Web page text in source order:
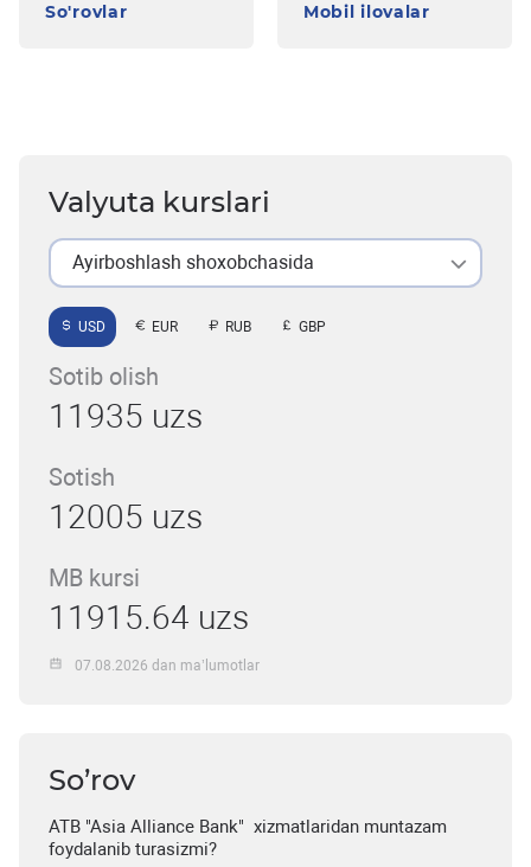
So'rovlar Mobil ilovalar
Valyuta kurslari
Ayirboshlash shoxobchasida
USD EUR RUB GBP
Sotib olish
11935 uzs
Sotish
12005 uzs
MB kursi
11915.64 uzs
07.08.2026 dan ma’lumotlar
So’rov
ATB "Asia Alliance Bank" xizmatlaridan muntazam
foydalanib turasizmi?